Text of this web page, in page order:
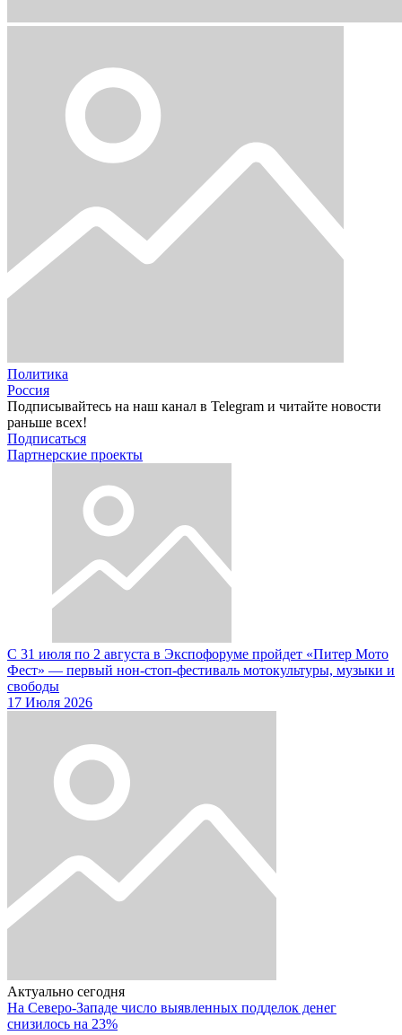
Политика
Россия
Подписывайтесь на наш канал в Telegram и читайте новости
раньше всех!
Подписаться
Партнерские проекты
С 31 июля по 2 августа в Экспофоруме пройдет «Питер Мото
Фест» — первый нон-стоп-фестиваль мотокультуры, музыки и
свободы
17 Июля 2026
Актуально сегодня
На Северо-Западе число выявленных подделок денег
снизилось на 23%